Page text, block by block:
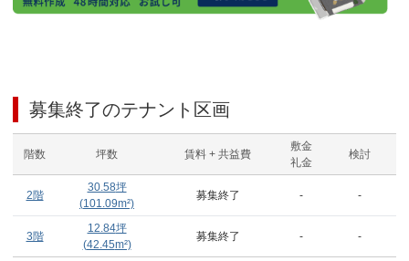
募集終了のテナント区画
階数 坪数 賃料 + 共益費
敷金
礼金
検討
2階
30.58坪
(101.09m²)
募集終了 - -
3階
12.84坪
(42.45m²)
募集終了 - -